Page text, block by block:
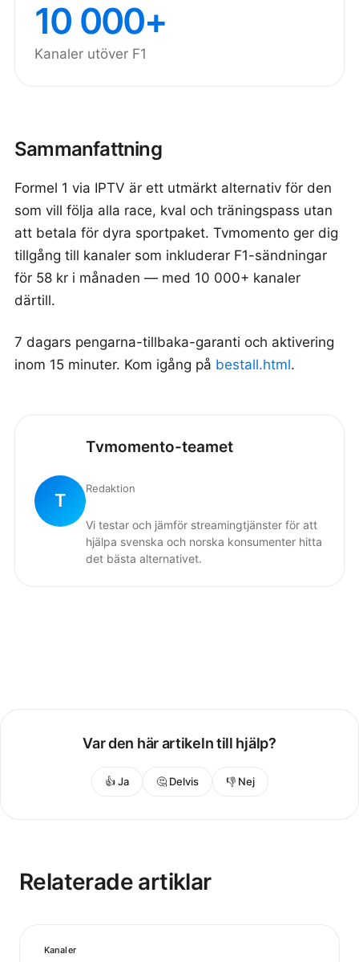
10 000+
Kanaler utöver F1
Sammanfattning
Formel 1 via IPTV är ett utmärkt alternativ för den
som vill följa alla race, kval och träningspass utan
att betala för dyra sportpaket. Tvmomento ger dig
tillgång till kanaler som inkluderar F1-sändningar
för 58 kr i månaden — med 10 000+ kanaler
därtill.
7 dagars pengarna-tillbaka-garanti och aktivering
inom 15 minuter. Kom igång på bestall.html.
T
Tvmomento-teamet
Redaktion
Vi testar och jämför streamingtjänster för att
hjälpa svenska och norska konsumenter hitta
det bästa alternativet.
Var den här artikeln till hjälp?
👍 Ja 🤔 Delvis 👎 Nej
Relaterade artiklar
Kanaler